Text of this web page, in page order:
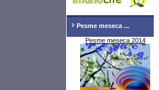
Pesme meseca ...
Pesme meseca 2014